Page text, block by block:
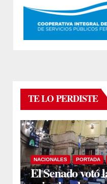
TE LO PERDISTE
NACIONALES PORTADA
El Senado votó